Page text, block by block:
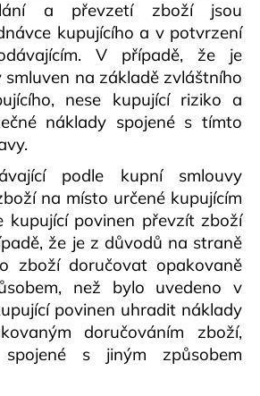
a převzetí zboží jsou
kupujícího a v potvrzení
V případě, že je
na základě zvláštního
nese kupující riziko a
náklady spojené s tímto
podle kupní smlouvy
na místo určené kupujícím
kupující povinen převzít zboží
že je z důvodů na straně
zboží doručovat opakovaně
než bylo uvedeno v
povinen uhradit náklady
doručováním zboží,
s jiným způsobem